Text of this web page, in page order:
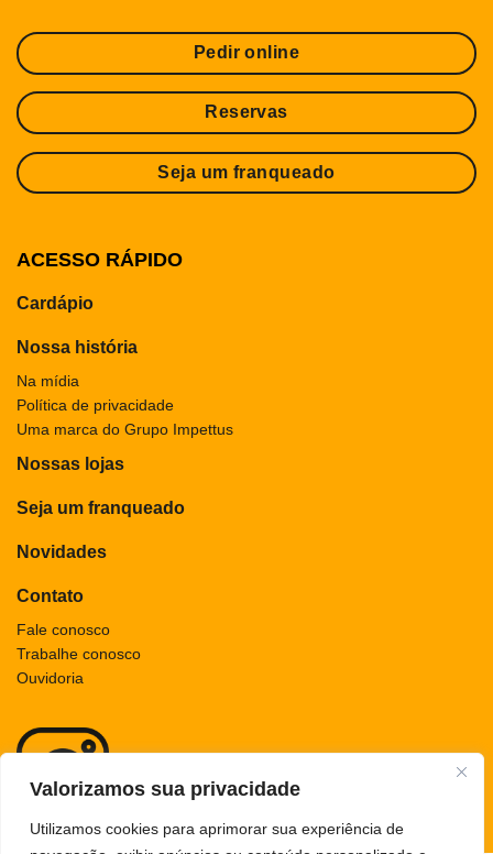
Valorizamos sua privacidade
Utilizamos cookies para aprimorar sua experiência de
Pedir online
Reservas
Seja um franqueado
ACESSO RÁPIDO
Cardápio
Nossa história
Na mídia
Política de privacidade
Uma marca do Grupo Impettus
Nossas lojas
Seja um franqueado
Novidades
Contato
Fale conosco
Trabalhe conosco
Ouvidoria